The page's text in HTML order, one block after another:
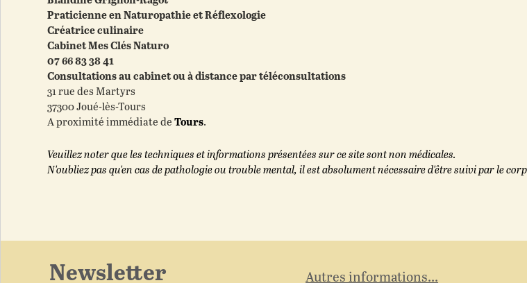
Praticienne en Naturopathie et Réflexologie
Créatrice culinaire
Cabinet Mes Clés Naturo
07 66 83 38 41
Consultations au cabinet ou à distance par téléconsultations
31 rue des Martyrs
37300 Joué-lès-Tours
A proximité immédiate deTours.
Veuillez noter que les techniques et informations présentées sur ce site sont non médicales.
N'oubliez pas qu'en cas de pathologie ou trouble mental, il est absolument nécessaire d'être suivi par le
Newsletter Autres informations...